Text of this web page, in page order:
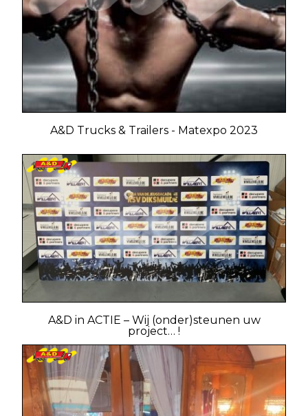
A&D Trucks & Trailers - Matexpo 2023
A&D in ACTIE – Wij (onder)steunen uw
project… !